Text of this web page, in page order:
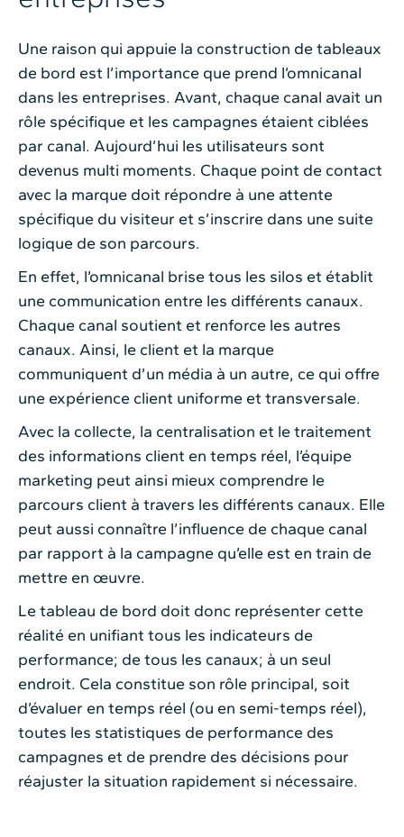
Une raison qui appuie la construction de tableaux
de bord est l’importance que prend l’omnicanal
dans les entreprises. Avant, chaque canal avait un
rôle spécifique et les campagnes étaient ciblées
par canal. Aujourd’hui les utilisateurs sont
devenus multi moments. Chaque point de contact
avec la marque doit répondre à une attente
spécifique du visiteur et s’inscrire dans une suite
logique de son parcours.
En effet, l’omnicanal brise tous les silos et établit
une communication entre les différents canaux.
Chaque canal soutient et renforce les autres
canaux. Ainsi, le client et la marque
communiquent d’un média à un autre, ce qui offre
une expérience client uniforme et transversale.
Avec la collecte, la centralisation et le traitement
des informations client en temps réel, l’équipe
marketing peut ainsi mieux comprendre le
parcours client à travers les différents canaux. Elle
peut aussi connaître l’influence de chaque canal
par rapport à la campagne qu’elle est en train de
mettre en œuvre.
Le tableau de bord doit donc représenter cette
réalité en unifiant tous les indicateurs de
performance; de tous les canaux; à un seul
endroit. Cela constitue son rôle principal, soit
d’évaluer en temps réel (ou en semi-temps réel),
toutes les statistiques de performance des
campagnes et de prendre des décisions pour
réajuster la situation rapidement si nécessaire.